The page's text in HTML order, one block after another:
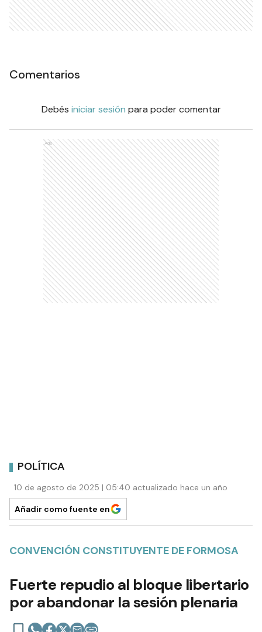
Comentarios
Debés iniciar sesión para poder comentar
Ads
POLÍTICA
10 de agosto de 2025 | 05:40 actualizado hace un año
Añadir como fuente en
CONVENCIÓN CONSTITUYENTE DE FORMOSA
Fuerte repudio al bloque libertario
por abandonar la sesión plenaria